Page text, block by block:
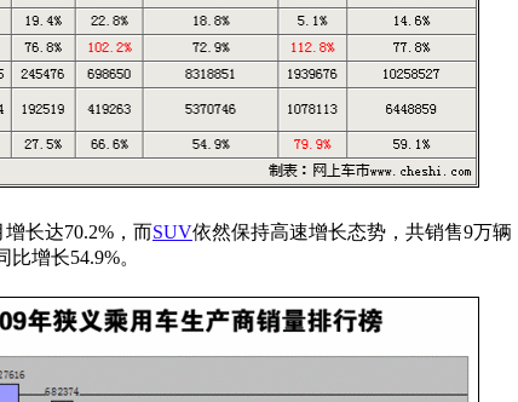
长达70.2%，而SUV依然保持高速增长态势，共销售9万
增长54.9%。